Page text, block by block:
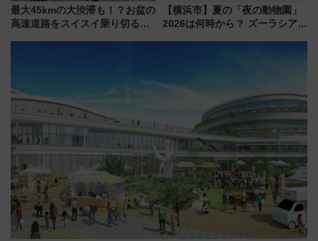
最大45kmの大渋滞も！？お盆の
高速道路をスイスイ乗り切る快
【横浜市】夏の「夜の動物園」
2026は何時から？ ズーラシア・